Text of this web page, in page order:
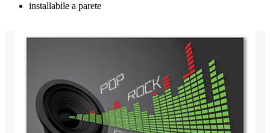
installabile a parete